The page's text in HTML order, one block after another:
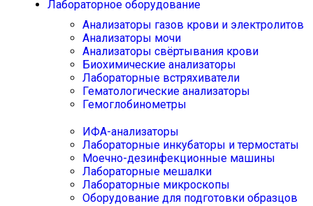
Лабораторное оборудование
Анализаторы газов крови и электролитов
Анализаторы мочи
Анализаторы свёртывания крови
Биохимические анализаторы
Лабораторные встряхиватели
Гематологические анализаторы
Гемоглобинометры
ИФА-анализаторы
Лабораторные инкубаторы и термостаты
Моечно-дезинфекционные машины
Лабораторные мешалки
Лабораторные микроскопы
Оборудование для подготовки образцов